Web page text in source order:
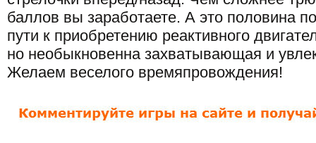
баллов вы заработаете. А это половина
пути к приобретению реактивного
но необыкновенна захватывающая и
Желаем веселого времяпровождения!